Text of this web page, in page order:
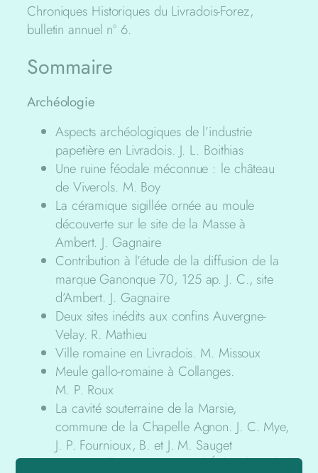
Chroniques Historiques du Livradois-Forez,
bulletin annuel n° 6.
Sommaire
Archéologie
Aspects archéologiques de l’industrie
papetière en Livradois. J. L. Boithias
Une ruine féodale méconnue : le château
de Viverols. M. Boy
La céramique sigillée ornée au moule
découverte sur le site de la Masse à
Ambert. J. Gagnaire
Contribution à l’étude de la diffusion de la
marque Ganonque 70, 125 ap. J. C., site
d’Ambert. J. Gagnaire
Deux sites inédits aux confins Auvergne-
Velay. R. Mathieu
Ville romaine en Livradois. M. Missoux
Meule gallo-romaine à Collanges.
M. P. Roux
La cavité souterraine de la Marsie,
commune de la Chapelle Agnon. J. C. Mye,
J. P. Fournioux, B. et J. M. Sauget
Un site gallo-romain à Dore-l’Église (Puy-de-